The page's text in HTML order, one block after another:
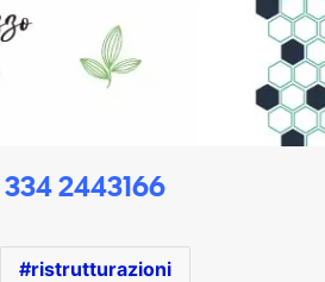
334 2443166
ristrutturazioni